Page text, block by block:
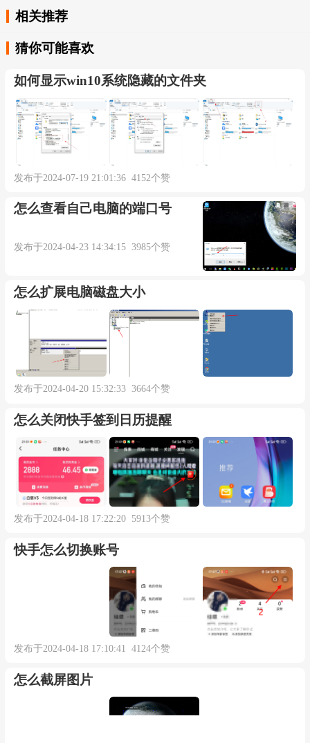
豆”。
选择要支付的京豆数量。
7、
提交订单
输入支付密码，点击底部的提交订单即可。
本内容部分来源于网络，谨供免费学习使用，如有侵权，可
以通过邮箱juexin@juexinw.com联系我们删除！
相关推荐
猜你可能喜欢
如何显示win10系统隐藏的文件夹
发布于2024-07-19 21:01:36 4152个赞
怎么查看自己电脑的端口号
发布于2024-04-23 14:34:15 3985个赞
怎么扩展电脑磁盘大小
发布于2024-04-20 15:32:33 3664个赞
怎么关闭快手签到日历提醒
发布于2024-04-18 17:22:20 5913个赞
快手怎么切换账号
发布于2024-04-18 17:10:41 4124个赞
怎么截屏图片